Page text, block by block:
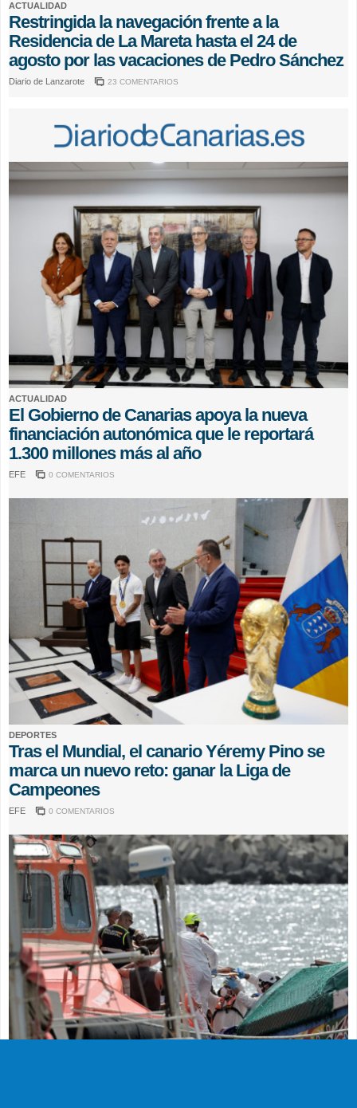
ACTUALIDAD
Restringida la navegación frente a la
Residencia de La Mareta hasta el 24 de
agosto por las vacaciones de Pedro Sánchez
Diario de Lanzarote 23 COMENTARIOS
ACTUALIDAD
El Gobierno de Canarias apoya la nueva
financiación autonómica que le reportará
1.300 millones más al año
EFE 0 COMENTARIOS
DEPORTES
Tras el Mundial, el canario Yéremy Pino se
marca un nuevo reto: ganar la Liga de
Campeones
EFE 0 COMENTARIOS